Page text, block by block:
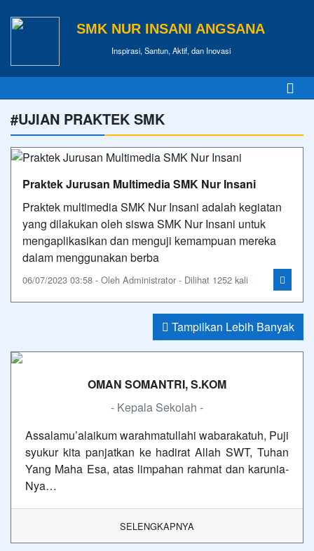
SMK NUR INSANI ANGSANA
Inspirasi, Santun, Aktif, dan Inovasi
#UJIAN PRAKTEK SMK
Praktek Jurusan Multimedia SMK Nur Insani
Praktek multimedia SMK Nur Insani adalah kegiatan
yang dilakukan oleh siswa SMK Nur Insani untuk
mengaplikasikan dan menguji kemampuan mereka
dalam menggunakan berba
06/07/2023 03:58 - Oleh Administrator - Dilihat 1252 kali
Tampilkan Lebih Banyak
OMAN SOMANTRI, S.KOM
- Kepala Sekolah -
Assalamu’alaikum warahmatullahi wabarakatuh, Puji
syukur kita panjatkan ke hadirat Allah SWT, Tuhan
Yang Maha Esa, atas limpahan rahmat dan karunia-
Nya…
SELENGKAPNYA